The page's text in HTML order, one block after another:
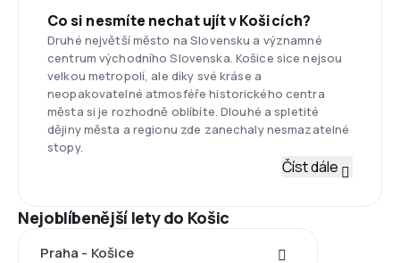
Co si nesmíte nechat ujít v Košicích?
Druhé největší město na Slovensku a významné
centrum východního Slovenska. Košice sice nejsou
velkou metropolí, ale díky své kráse a
neopakovatelné atmosféře historického centra
města si je rozhodně oblíbíte. Dlouhé a spletité
dějiny města a regionu zde zanechaly nesmazatelné
stopy.
Číst dále
Nejoblíbenější lety do Košic
Praha - Košice